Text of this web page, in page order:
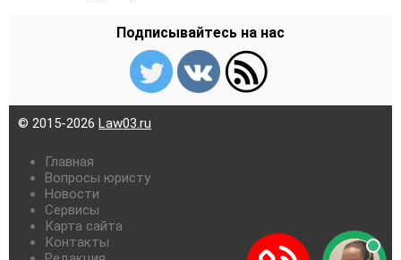
Подписывайтесь на нас
© 2015-2026 Law03.ru
Главная
Вопросы юристу
Новости
Сервисы
Карта сайта
Контакты